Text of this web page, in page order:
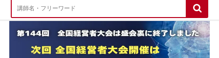
講師をさがす
特集一覧
講師セレクトが選ばれる理由